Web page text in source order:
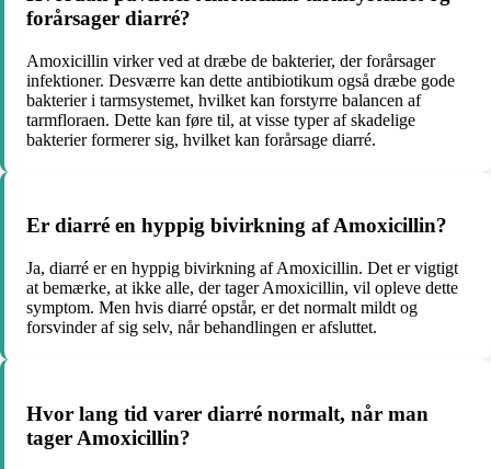
forårsager diarré?
Amoxicillin virker ved at dræbe de bakterier, der forårsager
infektioner. Desværre kan dette antibiotikum også dræbe gode
bakterier i tarmsystemet, hvilket kan forstyrre balancen af
tarmfloraen. Dette kan føre til, at visse typer af skadelige
bakterier formerer sig, hvilket kan forårsage diarré.
Er diarré en hyppig bivirkning af Amoxicillin?
Ja, diarré er en hyppig bivirkning af Amoxicillin. Det er vigtigt
at bemærke, at ikke alle, der tager Amoxicillin, vil opleve dette
symptom. Men hvis diarré opstår, er det normalt mildt og
forsvinder af sig selv, når behandlingen er afsluttet.
Hvor lang tid varer diarré normalt, når man
tager Amoxicillin?